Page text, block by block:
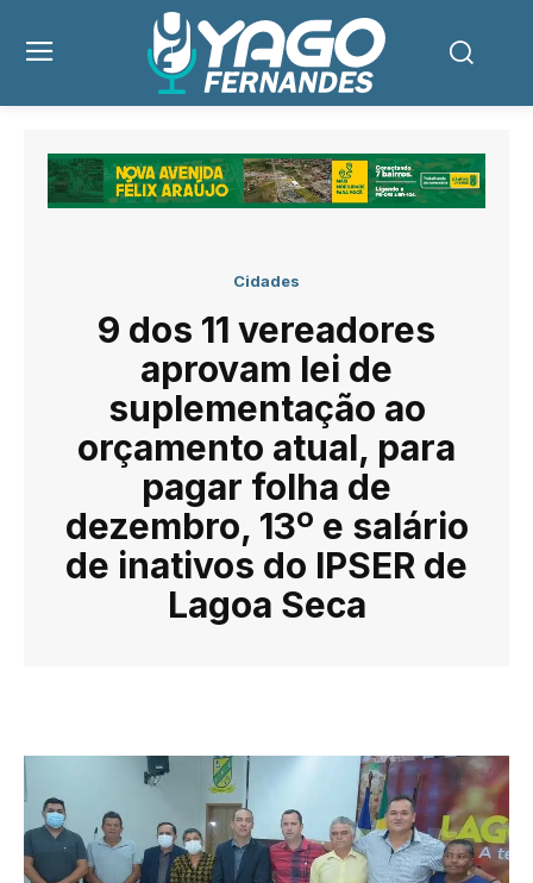
Cidades
9 dos 11 vereadores
aprovam lei de
suplementação ao
orçamento atual, para
pagar folha de
dezembro, 13º e salário
de inativos do IPSER de
Lagoa Seca